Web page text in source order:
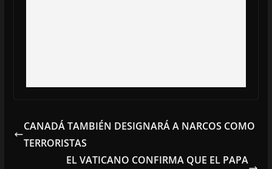
CANADÁ TAMBIÉN DESIGNARÁ A NARCOS COMO
TERRORISTAS
EL VATICANO CONFIRMA QUE EL PAPA